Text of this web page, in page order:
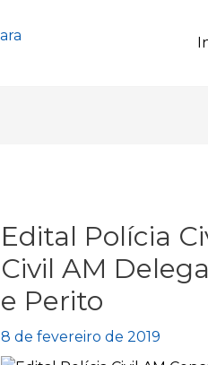
Edital Polícia
Civil AM
e Perito
8 de fevereiro de 2019